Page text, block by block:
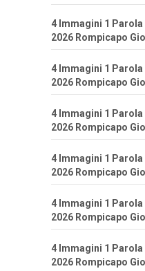
4 Immagini 1
2026 Rompicapo
4 Immagini 1
2026 Rompicapo
4 Immagini 1
2026 Rompicapo
4 Immagini 1
2026 Rompicapo
4 Immagini 1
2026 Rompicapo
4 Immagini 1
2026 Rompicapo